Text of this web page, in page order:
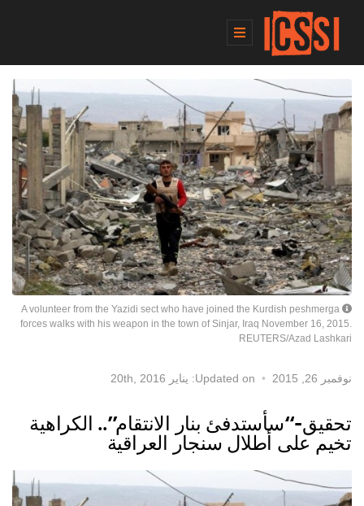
A volunteer from the Yazidi sect who have joined the Kurdish peshmerga
forces walks with his weapon in the town of Sinjar, Iraq November 16, 2015.
REUTERS/Azad Lashkari
نوفمبر 26, 2015 Updated on: يناير 20th, 2016
تحقيق-“سأستدفئ بنار الانتقام”.. الكراهية
تخيم على أطلال سنجار العراقية